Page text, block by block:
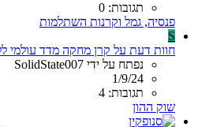
תגובות: 0
פנסיה, גמל וקרנות השתלמות
S
חוות דעת על קרן מחקה מדד עולמי
נפתח על ידי SolidState007
1/9/24
תגובות: 4
שוק ההון